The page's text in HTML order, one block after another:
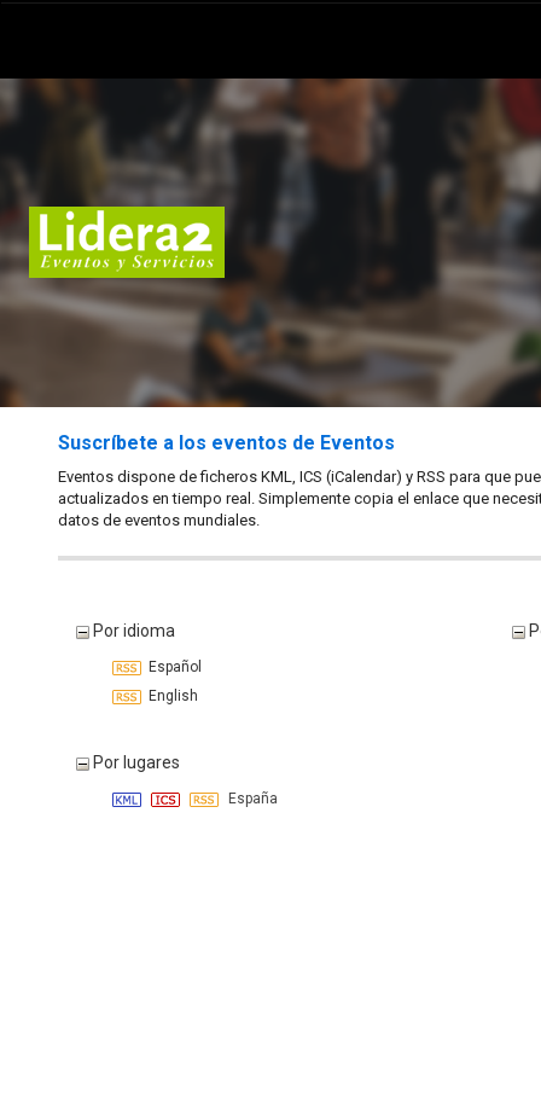
Suscríbete a los eventos de Eventos
Eventos dispone de ficheros KML, ICS (iCalendar) y RSS para que
actualizados en tiempo real. Simplemente copia el enlace que
datos de eventos mundiales.
Por idioma
Español
English
Por lugares
España